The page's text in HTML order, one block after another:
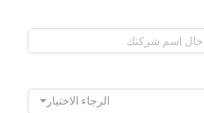
الرجاء الاختيار